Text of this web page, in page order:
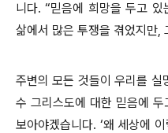
니다. “믿음에 희망을 두고
삶에서 많은 투쟁을 겪었지만,
주변의 모든 것들이 우리를 실
수 그리스도에 대한 믿음에
보아야겠습니다. ‘왜 세상에